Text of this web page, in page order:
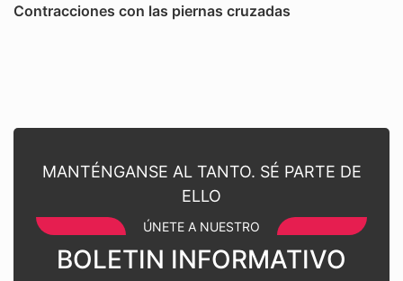
Contracciones con las piernas cruzadas
MANTÉNGANSE AL TANTO. SÉ PARTE DE
ELLO
ÚNETE A NUESTRO
BOLETIN INFORMATIVO